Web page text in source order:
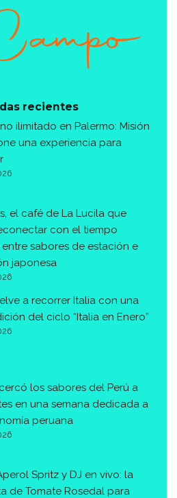
recientes
ilimitado en Palermo: Misión
una experiencia para
el café de La Lucila que
con el tiempo
sabores de estación e
japonesa
a recorrer Italia con una
del ciclo “Italia en Enero”
los sabores del Perú a
en una semana dedicada a
peruana
Spritz y DJ en vivo: la
de Tomate Rosedal para